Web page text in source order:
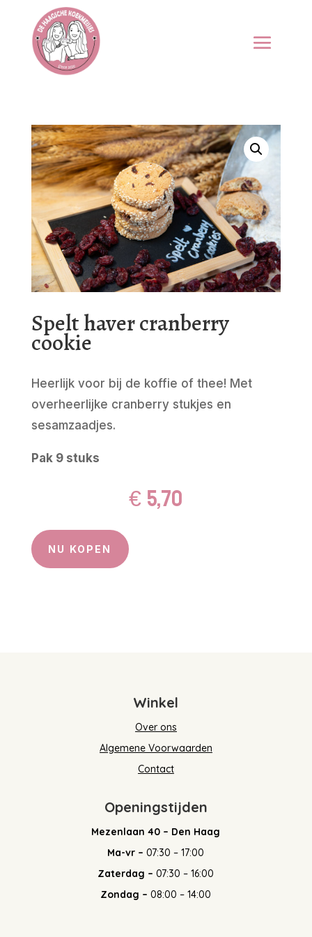
Spelt haver cranberry
cookie
Heerlijk voor bij de koffie of thee! Met
overheerlijke cranberry stukjes en
sesamzaadjes.
Pak 9 stuks
€5,70
NU KOPEN
Winkel
Over ons
Algemene Voorwaarden
Contact
Openingstijden
Mezenlaan 40 – Den Haag
Ma-vr –07:30 – 17:00
Zaterdag –07:30 – 16:00
Zondag –08:00 – 14:00